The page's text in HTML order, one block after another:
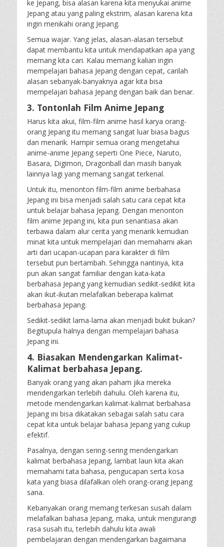
ke Jepang, bisa alasan karena kita menyukai anime
Jepang atau yang paling ekstrim, alasan karena kita
ingin menikahi orang Jepang.
Semua wajar. Yang jelas, alasan-alasan tersebut
dapat membantu kita untuk mendapatkan apa yang
memang kita cari. Kalau memang kalian ingin
mempelajari bahasa Jepang dengan cepat, carilah
alasan sebanyak-banyaknya agar kita bisa
mempelajari bahasa Jepang dengan baik dan benar.
3. Tontonlah Film Anime Jepang
Harus kita akui, film-film anime hasil karya orang-
orang Jepang itu memang sangat luar biasa bagus
dan menarik. Hampir semua orang mengetahui
anime-anime Jepang seperti One Piece, Naruto,
Basara, Digimon, Dragonball dan masih banyak
lainnya lagi yang memang sangat terkenal.
Untuk itu, menonton film-film anime berbahasa
Jepang ini bisa menjadi salah satu cara cepat kita
untuk belajar bahasa Jepang. Dengan menonton
film anime Jepang ini, kita pun senantiasa akan
terbawa dalam alur cerita yang menarik kemudian
minat kita untuk mempelajari dan memahami akan
arti dari ucapan-ucapan para karakter di film
tersebut pun bertambah. Sehingga nantinya, kita
pun akan sangat familiar dengan kata-kata
berbahasa Jepang yang kemudian sedikit-sedikit kita
akan ikut-ikutan melafalkan beberapa kalimat
berbahasa Jepang.
Sedikit-sedikit lama-lama akan menjadi bukit bukan?
Begitupula halnya dengan mempelajari bahasa
Jepang ini.
4. Biasakan Mendengarkan Kalimat-
Kalimat berbahasa Jepang.
Banyak orang yang akan paham jika mereka
mendengarkan terlebih dahulu. Oleh karena itu,
metode mendengarkan kalimat-kalimat berbahasa
Jepang ini bisa dikatakan sebagai salah satu cara
cepat kita untuk belajar bahasa Jepang yang cukup
efektif.
Pasalnya, dengan sering-sering mendengarkan
kalimat berbahasa Jepang, lambat laun kita akan
memahami tata bahasa, pengucapan serta kosa
kata yang biasa dilafalkan oleh orang-orang Jepang
sana.
Kebanyakan orang memang terkesan susah dalam
melafalkan bahasa Jepang, maka, untuk mengurangi
rasa susah itu, terlebih dahulu kita awali
pembelajaran dengan mendengarkan bagaimana